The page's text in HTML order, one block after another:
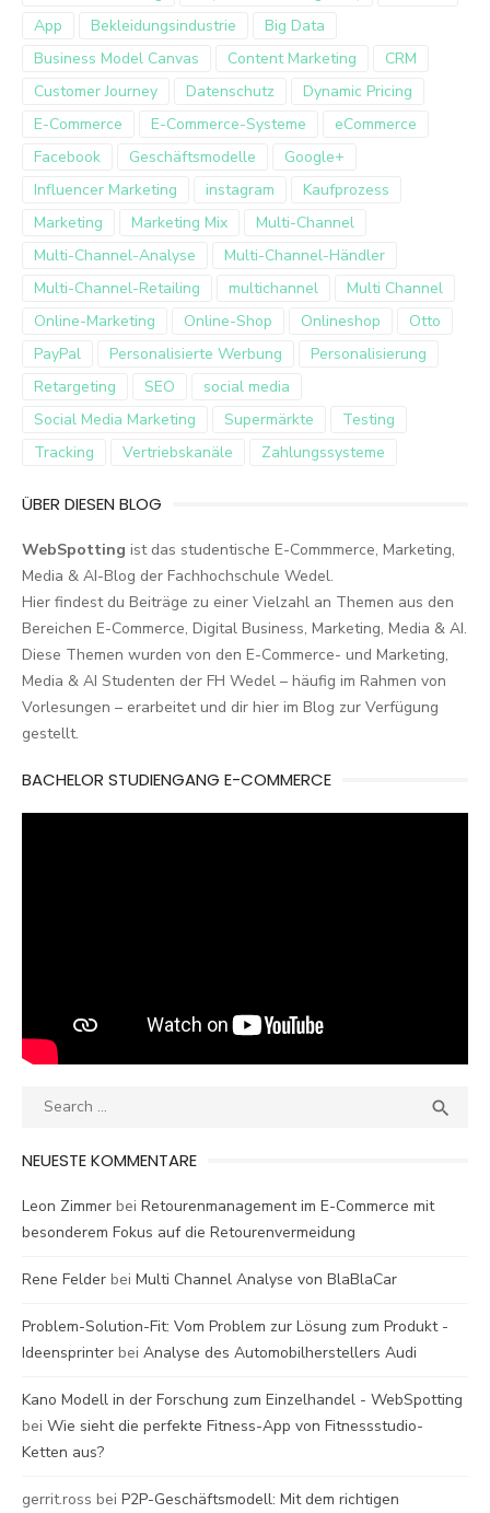
App
Bekleidungsindustrie
Big Data
Business Model Canvas
Content Marketing
CRM
Customer Journey
Datenschutz
Dynamic Pricing
E-Commerce
E-Commerce-Systeme
eCommerce
Facebook
Geschäftsmodelle
Google+
Influencer Marketing
instagram
Kaufprozess
Marketing
Marketing Mix
Multi-Channel
Multi-Channel-Analyse
Multi-Channel-Händler
Multi-Channel-Retailing
multichannel
Multi Channel
Online-Marketing
Online-Shop Onlineshop
Otto
PayPal
Personalisierte Werbung
Personalisierung
Retargeting
SEO
social media
Social Media Marketing
Supermärkte
Testing
Tracking
Vertriebskanäle Zahlungssysteme
ÜBER DIESEN BLOG
WebSpotting ist das studentische E-Commmerce, Marketing,
Media & AI-Blog der Fachhochschule Wedel.
Hier findest du Beiträge zu einer Vielzahl an Themen aus den
Bereichen E-Commerce, Digital Business, Marketing, Media & AI.
Diese Themen wurden von den E-Commerce- und Marketing,
Media & AI Studenten der FH Wedel – häufig im Rahmen von
Vorlesungen – erarbeitet und dir hier im Blog zur Verfügung
gestellt.
BACHELOR STUDIENGANG E-COMMERCE
Search

NEUESTE KOMMENTARE
Leon Zimmer bei Retourenmanagement im E-Commerce mit
besonderem Fokus auf die Retourenvermeidung
Rene Felder bei Multi Channel Analyse von BlaBlaCar
Problem-Solution-Fit: Vom Problem zur Lösung zum Produkt -
Ideensprinter bei Analyse des Automobilherstellers Audi
Kano Modell in der Forschung zum Einzelhandel - WebSpotting
bei Wie sieht die perfekte Fitness-App von Fitnessstudio-
Ketten aus?
gerrit.ross bei P2P-Geschäftsmodell: Mit dem richtigen